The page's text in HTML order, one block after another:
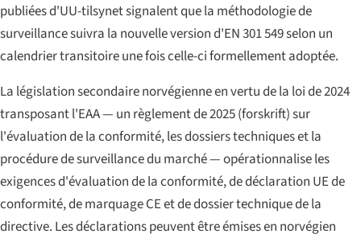
publiées d'UU-tilsynet signalent que la méthodologie de
surveillance suivra la nouvelle version d'EN 301 549 selon un
calendrier transitoire une fois celle-ci formellement adoptée.
La législation secondaire norvégienne en vertu de la loi de 2024
transposant l'EAA — un règlement de 2025 (forskrift) sur
l'évaluation de la conformité, les dossiers techniques et la
procédure de surveillance du marché — opérationnalise les
exigences d'évaluation de la conformité, de déclaration UE de
conformité, de marquage CE et de dossier technique de la
directive. Les déclarations peuvent être émises en norvégien